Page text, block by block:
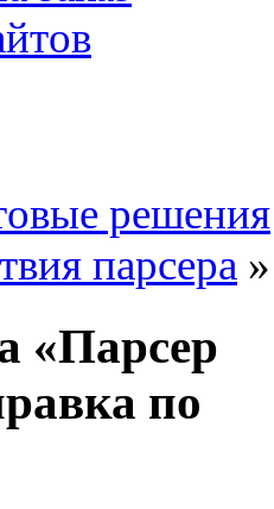
решения
парсера
«Парсер
по